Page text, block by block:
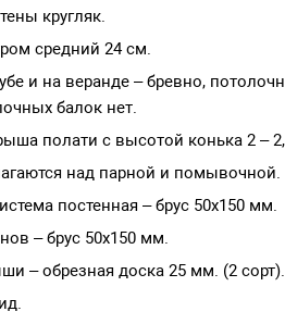
кругляк.
средний 24 см.
и на веранде – бревно,
балок нет.
полати с высотой конька 2 –
над парной и помывочной.
постенная – брус 50х150 мм.
– брус 50х150 мм.
– обрезная доска 25 мм. (2 сорт).